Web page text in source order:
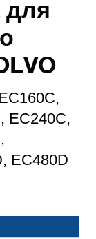
для
EC240C,
EC480D